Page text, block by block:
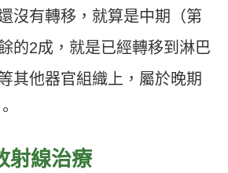
沒有轉移，就算是中期（第
的2成，就是已經轉移到淋巴
其他器官組織上，屬於晚期
射線治療